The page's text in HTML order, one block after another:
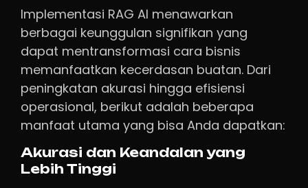
Implementasi RAG AI menawarkan
berbagai keunggulan signifikan yang
dapat mentransformasi cara bisnis
memanfaatkan kecerdasan buatan. Dari
peningkatan akurasi hingga efisiensi
operasional, berikut adalah beberapa
manfaat utama yang bisa Anda dapatkan:
Akurasi dan Keandalan yang
Lebih Tinggi